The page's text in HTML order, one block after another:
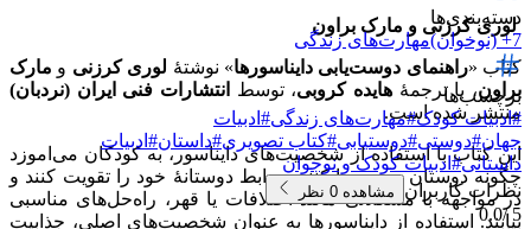
لوری کرزنی و مارک براون
کتاب «راهنمای دوست‌یابی دایناسورها» نوشتهٔ لوری کرزنی و مارک
براون، با ترجمهٔ هایده کروبی، توسط
انتشارات فنی ایران (نردبان)
منتشر شده است.
این کتاب با استفاده از شخصیت‌های دایناسور، به کودکان می‌اموزد
چگونه دوستان جدید پیدا کنند، روابط دوستانهٔ خود را تقویت کنند و
در مواجهه با مشکلاتی مانند اختلافات یا قهر، راه‌حل‌های مناسبی
بیابند. استفاده از دایناسورها به عنوان شخصیت‌های اصلی، جذابیت
دسته‌بندی‌ها
7+ (نوخوان)
مهارت‌های زندگی
برچسب‌ها
#ادبیات کودک#مهارت‌های زندگی# ادبیات
جهان#دوستی#دوستیابی#کتاب تصویری#داستان# ادبیات
داستانی# ادبیات کودک و نوجوان
نظرات کاربران
مشاهده 0 نظر
5 /
0.0